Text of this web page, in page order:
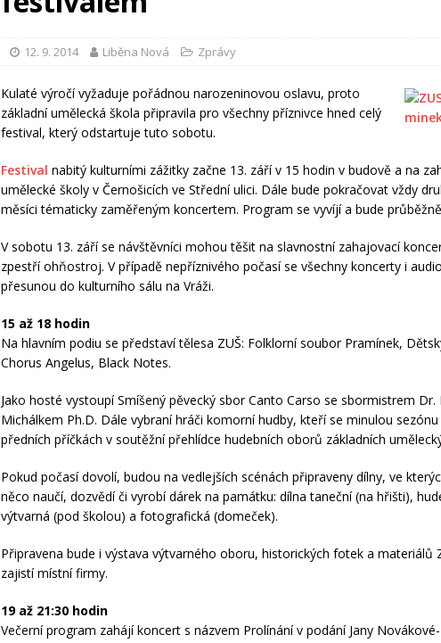
12. 9. 2014 Liběna Nová Zprávy
Kulaté výročí vyžaduje pořádnou narozeninovou oslavu, proto
základní umělecká škola připravila pro všechny příznivce hned celý
festival, který odstartuje tuto sobotu.
Festival nabitý kulturními zážitky začne 13. září v 15 hodin v budově a na
umělecké školy v Černošicích ve Střední ulici. Dále bude pokračovat vždy
měsíci tématicky zaměřeným koncertem. Program se vyvíjí a bude
V sobotu 13. září se návštěvníci mohou těšit na slavnostní zahajovací
zpestří ohňostroj. V případě nepříznivého počasí se všechny koncerty i
přesunou do kulturního sálu na Vráži.
15 až 18 hodin
Na hlavním podiu se představí tělesa ZUŠ: Folklorní soubor Pramínek,
Chorus Angelus, Black Notes.
Jako hosté vystoupí Smíšený pěvecký sbor Canto Carso se sbormistrem Dr.
Michálkem Ph.D. Dále vybraní hráči komorní hudby, kteří se minulou
předních příčkách v soutěžní přehlídce hudebních oborů základních
Pokud počasí dovolí, budou na vedlejších scénách připraveny dílny, ve
něco naučí, dozvědí či vyrobí dárek na památku: dílna taneční (na hřišti),
výtvarná (pod školou) a fotografická (domeček).
Připravena bude i výstava výtvarného oboru, historických fotek a materiálů
zajistí místní firmy.
19 až 21:30 hodin
Večerní program zahájí koncert s názvem Prolínání v podání Jany Novákové-